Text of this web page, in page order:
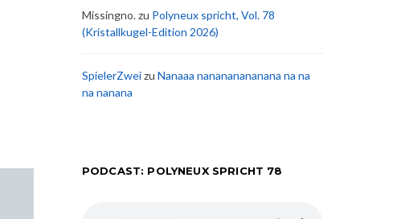
Missingno.zu Polyneux spricht, Vol. 78
(Kristallkugel-Edition 2026)
SpielerZweizu Nanaaa nanananananana na na
na nanana
PODCAST: POLYNEUX SPRICHT 78